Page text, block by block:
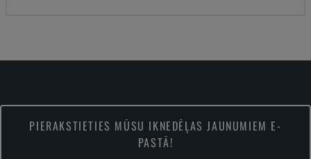
PIERAKSTIETIES MŪSU IKNEDĒĻAS JAUNUMIEM E-
PASTĀ!